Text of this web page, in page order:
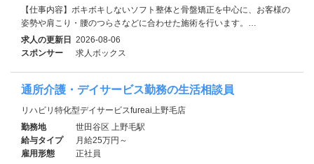
【仕事内容】ボキボキしないソフト整体と骨盤矯正を中心に、お客様の
姿勢や肩こり・腰のつらさなどに合わせた施術を行います。…
求人の更新日 2026-08-06
スポンサー
求人ボックス
通所介護・デイサービス勤務の生活相談員
リハビリ特化型デイサービスfureai上野毛店
勤務地
世田谷区 上野毛駅
給与タイプ
月給25万円～
雇用形態
正社員